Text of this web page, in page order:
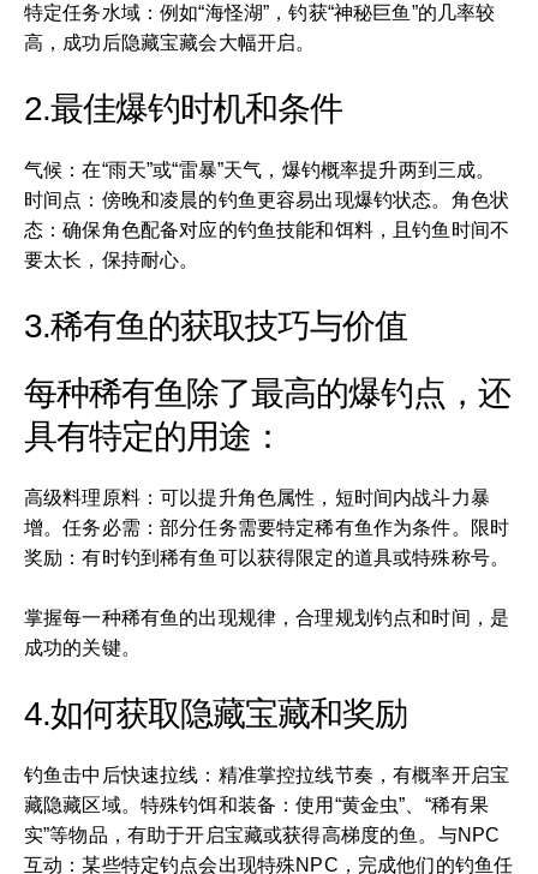
特定任务水域：例如“海怪湖”，钓获“神秘巨鱼”的几率较
高，成功后隐藏宝藏会大幅开启。
2.最佳爆钓时机和条件
气候：在“雨天”或“雷暴”天气，爆钓概率提升两到三成。
时间点：傍晚和凌晨的钓鱼更容易出现爆钓状态。角色状
态：确保角色配备对应的钓鱼技能和饵料，且钓鱼时间不
要太长，保持耐心。
3.稀有鱼的获取技巧与价值
每种稀有鱼除了最高的爆钓点，还
具有特定的用途：
高级料理原料：可以提升角色属性，短时间内战斗力暴
增。任务必需：部分任务需要特定稀有鱼作为条件。限时
奖励：有时钓到稀有鱼可以获得限定的道具或特殊称号。
掌握每一种稀有鱼的出现规律，合理规划钓点和时间，是
成功的关键。
4.如何获取隐藏宝藏和奖励
钓鱼击中后快速拉线：精准掌控拉线节奏，有概率开启宝
藏隐藏区域。特殊钓饵和装备：使用“黄金虫”、“稀有果
实”等物品，有助于开启宝藏或获得高梯度的鱼。与NPC
互动：某些特定钓点会出现特殊NPC，完成他们的钓鱼任